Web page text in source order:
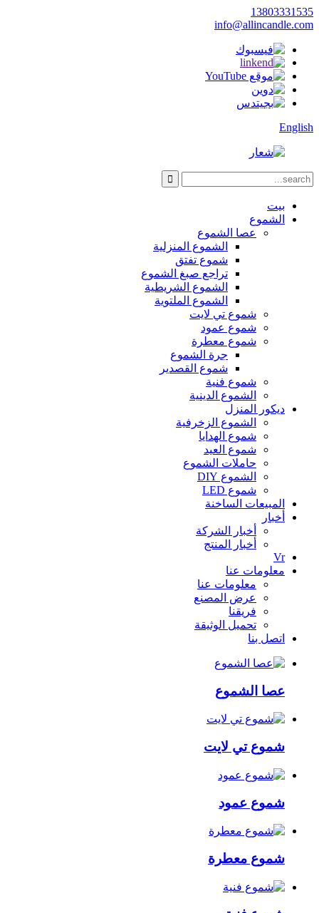
13803331535
info@allincandle.com
English
بيت
الشموع
عصا الشموع
الشموع المنزلية
شموع تفتق
تراجع صبغ الشموع
الشموع الشريطية
الشموع الملتوية
شموع تي لايت
شموع عمود
شموع معطرة
جرة الشموع
شموع القصدير
شموع فنية
الشموع الدينية
ديكور المنزل
الشموع الزخرفية
شموع الهدايا
شموع العيد
حاملات الشموع
الشموع DIY
شموع LED
المبيعات الساخنة
أخبار
أخبار الشركة
أخبار المنتج
Vr
معلومات عنا
معلومات عنا
عرض المصنع
فريقنا
تحميل الوثيقة
اتصل بنا
عصا الشموع
شموع تي لايت
شموع عمود
شموع معطرة